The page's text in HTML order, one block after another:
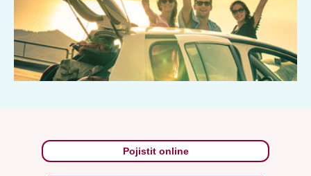
Pojistit online